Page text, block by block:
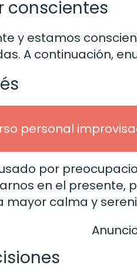
conscientes
y estamos
A continuación,
personal
por
en el presente,
mayor calma y